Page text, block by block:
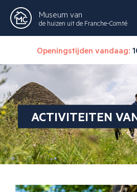
Museum van
de huizen uit de Franche-Comté
Openingstijden vandaag:
ACTIVITEITEN